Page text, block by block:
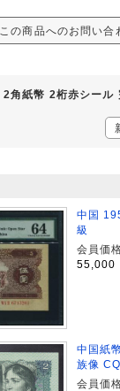
この商品へのお問い合
角紙幣 2桁赤シール
中国
級
会員価
55,000
中国紙
族像
会員価